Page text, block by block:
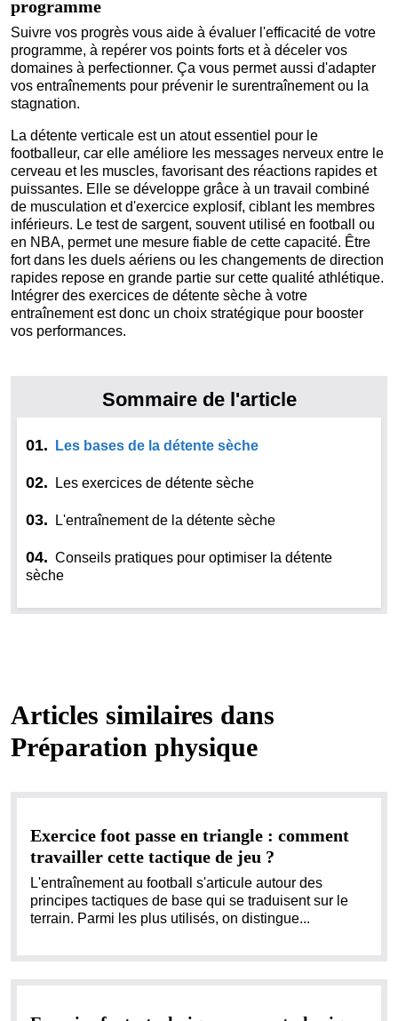
programme
Suivre vos progrès vous aide à évaluer l'efficacité de votre
programme, à repérer vos points forts et à déceler vos
domaines à perfectionner. Ça vous permet aussi d'adapter
vos entraînements pour prévenir le surentraînement ou la
stagnation.
La détente verticale est un atout essentiel pour le
footballeur, car elle améliore les messages nerveux entre le
cerveau et les muscles, favorisant des réactions rapides et
puissantes. Elle se développe grâce à un travail combiné
de musculation et d'exercice explosif, ciblant les membres
inférieurs. Le test de sargent, souvent utilisé en football ou
en NBA, permet une mesure fiable de cette capacité. Être
fort dans les duels aériens ou les changements de direction
rapides repose en grande partie sur cette qualité athlétique.
Intégrer des exercices de détente sèche à votre
entraînement est donc un choix stratégique pour booster
vos performances.
Sommaire de l'article
01. Les bases de la détente sèche
02. Les exercices de détente sèche
03. L'entraînement de la détente sèche
04. Conseils pratiques pour optimiser la détente
sèche
Articles similaires dans
Préparation physique
Exercice foot passe en triangle : comment
travailler cette tactique de jeu ?
L'entraînement au football s'articule autour des
principes tactiques de base qui se traduisent sur le
terrain. Parmi les plus utilisés, on distingue...